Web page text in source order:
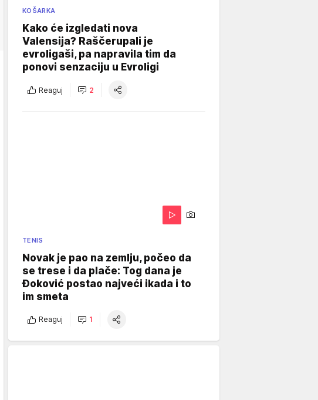
KOŠARKA
Kako će izgledati nova
Valensija? Raščerupali je
evroligaši, pa napravila tim da
ponovi senzaciju u Evroligi
Reaguj 2
TENIS
Novak je pao na zemlju, počeo da
se trese i da plače: Tog dana je
Đoković postao najveći ikada i to
im smeta
Reaguj 1